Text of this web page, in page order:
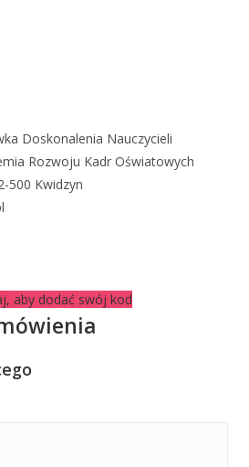
Doskonalenia Nauczycieli
Rozwoju Kadr Oświatowych
500 Kwidzyn
aby dodać swój kod